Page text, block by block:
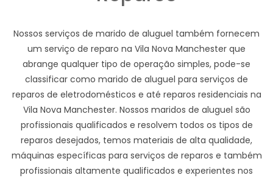
Nossos serviços de marido de aluguel também fornecem
um serviço de reparo na Vila Nova Manchester que
abrange qualquer tipo de operação simples, pode-se
classificar como marido de aluguel para serviços de
reparos de eletrodomésticos e até reparos residenciais na
Vila Nova Manchester. Nossos maridos de aluguel são
profissionais qualificados e resolvem todos os tipos de
reparos desejados, temos materiais de alta qualidade,
máquinas específicas para serviços de reparos e também
profissionais altamente qualificados e experientes nos